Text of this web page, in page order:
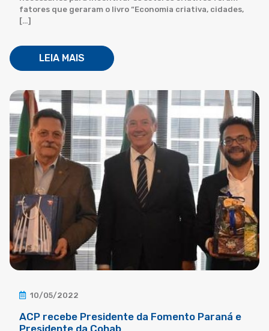
fatores que geraram o livro “Economia criativa, cidades,
[…]
LEIA MAIS
10/05/2022
ACP recebe Presidente da Fomento Paraná e
Presidente da Cohab